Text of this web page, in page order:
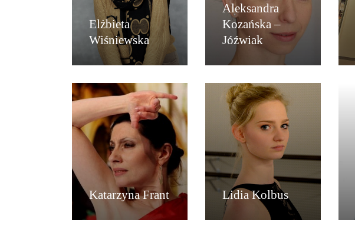
Elżbieta
Wiśniewska
Aleksandra
Kozańska –
Jóźwiak
Katarzyna Frant Lidia Kolbus